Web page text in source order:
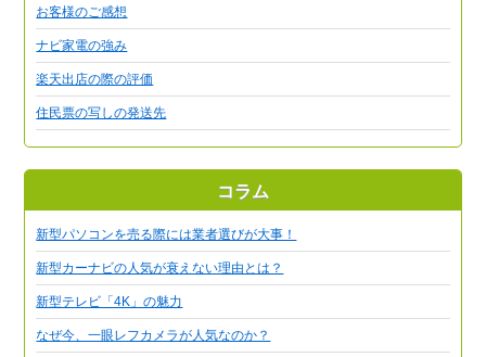
お客様のご感想
ナビ家電の強み
楽天出店の際の評価
住民票の写しの発送先
コラム
新型パソコンを売る際には業者選びが大事！
新型カーナビの人気が衰えない理由とは？
新型テレビ「4K」の魅力
なぜ今、一眼レフカメラが人気なのか？